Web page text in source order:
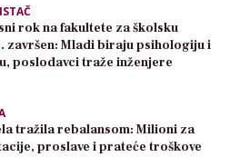
rok na fakultete za školsku
završen: Mladi biraju psihologiju i
poslodavci traže inženjere
tražila rebalansom: Milioni za
proslave i prateće troškove